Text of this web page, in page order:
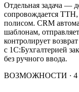
Отдельная задача —
сопровождается
полисом. CRM
шаблонам,
контролирует
с 1С:Бухгалтерией
без ручного ввода.
ВОЗМОЖНОСТИ ·